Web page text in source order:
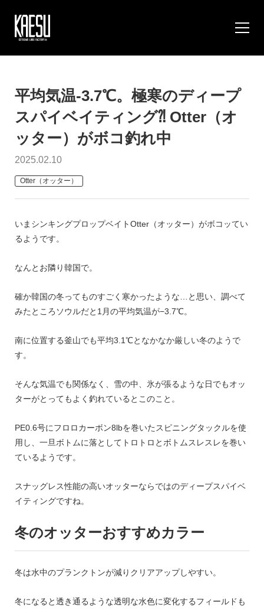
平均気温-3.7℃。極寒のディープ
スパイベイティング⁈ Otter（オ
ッター）がボコ釣れ中
2025.02.10
Otter（オッター）
いまシンキングプロップベイトOtter（オッター）がボコッてい
るようです。
なんとお隣り韓国で。
確か韓国の冬ってものすごく寒かったような…と思い、調べて
みたところソウルだと1月の平均気温が−3.7℃。
南に位置する釜山でも平均3.1℃となかなか厳しい冬のようで
す。
そんな気温でも関係なく、雪の中、氷が張るような日でもオッ
ターがとってもよく釣れているとこのこと。
PE0.6号にフロロカーボン8lbを巻いたスピニングタックルを使
用し、一旦ボトムに落としてトロトロとボトムスレスレを巻い
ているようです。
スナッグレス性能の高いオッターならではのディープスパイベ
イティングですね。
冬のオッターおすすめカラー
冬は水中のプランクトンが減りクリアアップしやすい。
冬になると透き通るような透明な水色に変化するフィールドも